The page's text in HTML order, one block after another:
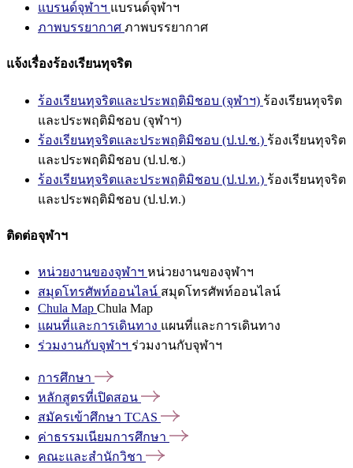
แบรนด์จุฬาฯ แบรนด์จุฬาฯ
ภาพบรรยากาศ ภาพบรรยากาศ
แจ้งเรื่องร้องเรียนทุจริต
ร้องเรียนทุจริตและประพฤติมิชอบ (จุฬาฯ) ร้องเรียนทุจริต
และประพฤติมิชอบ (จุฬาฯ)
ร้องเรียนทุจริตและประพฤติมิชอบ (ป.ป.ช.) ร้องเรียนทุจริต
และประพฤติมิชอบ (ป.ป.ช.)
ร้องเรียนทุจริตและประพฤติมิชอบ (ป.ป.ท.) ร้องเรียนทุจริต
และประพฤติมิชอบ (ป.ป.ท.)
ติดต่อจุฬาฯ
หน่วยงานของจุฬาฯ หน่วยงานของจุฬาฯ
สมุดโทรศัพท์ออนไลน์ สมุดโทรศัพท์ออนไลน์
Chula Map Chula Map
แผนที่และการเดินทาง แผนที่และการเดินทาง
ร่วมงานกับจุฬาฯ ร่วมงานกับจุฬาฯ
การศึกษา
หลักสูตรที่เปิดสอน
สมัครเข้าศึกษา TCAS
ค่าธรรมเนียมการศึกษา
คณะและสำนักวิชา